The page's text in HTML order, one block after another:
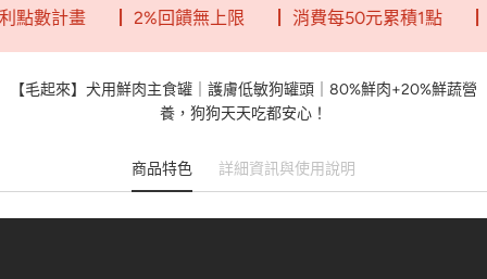
┃ 2%回饋無上限 ┃ 消費每50元累積1點 ┃ 一點就是
【毛起來】犬用鮮肉主食罐｜護膚低敏狗罐頭｜80%鮮肉+20%鮮蔬營
養，狗狗天天吃都安心！
商品特色 詳細資訊與使用說明